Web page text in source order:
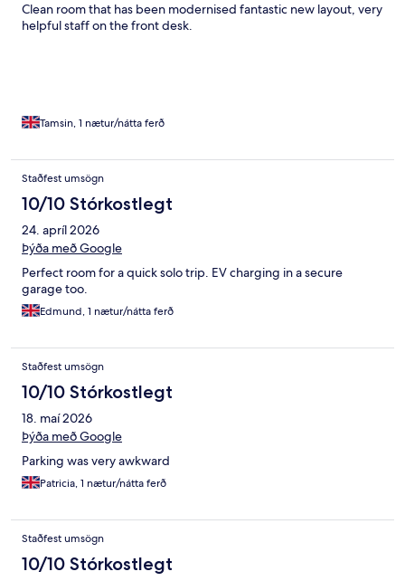
Clean room that has been modernised fantastic new layout, very
helpful staff on the front desk.
Tamsin, 1 nætur/nátta ferð
Staðfest umsögn
10/10 Stórkostlegt
24. apríl 2026
Þýða með Google
Perfect room for a quick solo trip. EV charging in a secure
garage too.
Edmund, 1 nætur/nátta ferð
Staðfest umsögn
10/10 Stórkostlegt
18. maí 2026
Þýða með Google
Parking was very awkward
Patricia, 1 nætur/nátta ferð
Staðfest umsögn
10/10 Stórkostlegt